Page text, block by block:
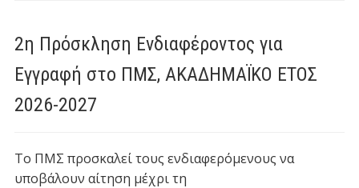
2η Πρόσκληση Ενδιαφέροντος για
Εγγραφή στο ΠΜΣ, ΑΚΑΔΗΜΑΪΚΟ ΕΤΟΣ
2026-2027
Το ΠΜΣ προσκαλεί τους ενδιαφερόμενους να
υποβάλουν αίτηση μέχρι τη